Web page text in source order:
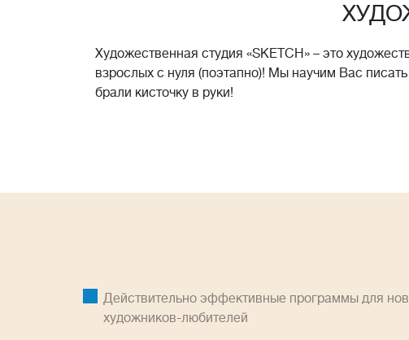
Художественная студия «SKETCH» – это
взрослых с нуля (поэтапно)! Мы научим Вас
брали кисточку в руки!
Действительно эффективные программы для
художников-любителей